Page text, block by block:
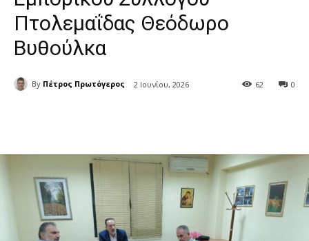
Πτολεμαΐδας Θεόδωρο
Βυθούλκα
By Πέτρος Πρωτόγερος 2 Ιουνίου, 2026 0
62